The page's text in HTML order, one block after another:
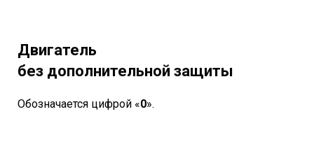
Двигатель
без дополнительной защиты
Обозначается цифрой «0».